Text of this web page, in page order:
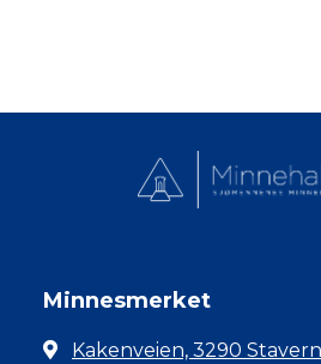
Minnesmerket
Kakenveien, 3290 Stavern